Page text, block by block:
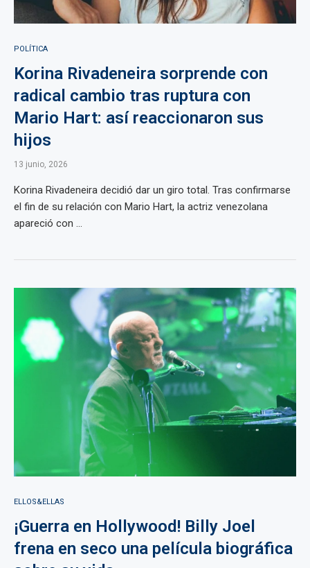
POLÍTICA
Korina Rivadeneira sorprende con
radical cambio tras ruptura con
Mario Hart: así reaccionaron sus
hijos
13 junio, 2026
Korina Rivadeneira decidió dar un giro total. Tras confirmarse
el fin de su relación con Mario Hart, la actriz venezolana
apareció con ...
ELLOS&ELLAS
¡Guerra en Hollywood! Billy Joel
frena en seco una película biográfica